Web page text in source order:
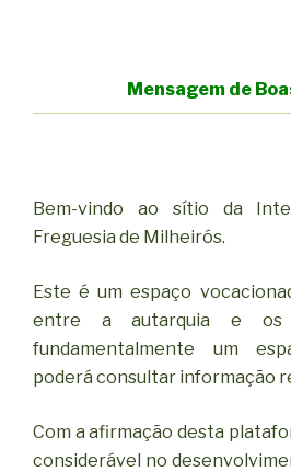
Mensagem de
Bem-vindo ao sítio da
Freguesia de Milheirós.
Este é um espaço
entre a autarquia e os
fundamentalmente um
poderá consultar informação
Com a afirmação desta
considerável no